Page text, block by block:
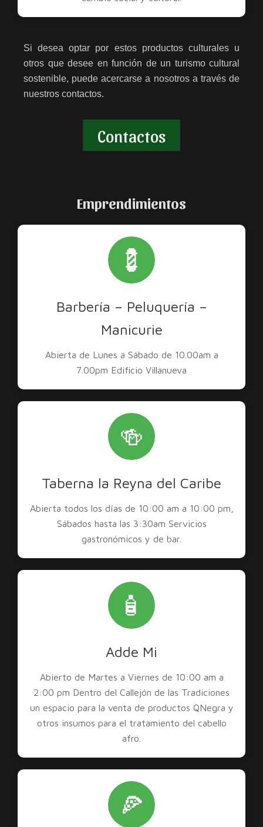
Si desea optar por estos productos culturales u
otros que desee en función de un turismo cultural
sostenible, puede acercarse a nosotros a través de
nuestros contactos.
Contactos
Emprendimientos
💈
Barbería – Peluquería –
Manicurie
Abierta de Lunes a Sábado de 10.00am a
7.00pm Edificio Villanueva
🍻
Taberna la Reyna del Caribe
Abierta todos los días de 10:00 am a 10:00 pm,
Sábados hasta las 3:30am Servicios
gastronómicos y de bar.
🧴
Adde Mi
Abierto de Martes a Viernes de 10:00 am a
2:00 pm Dentro del Callejón de las Tradiciones
un espacio para la venta de productos QNegra y
otros insumos para el tratamiento del cabello
afro.
🍕